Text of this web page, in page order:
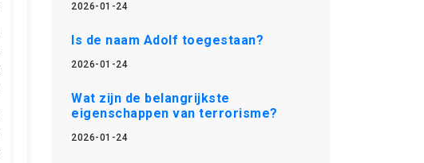
2026-01-24
Is de naam Adolf toegestaan?
2026-01-24
Wat zijn de belangrijkste
eigenschappen van terrorisme?
2026-01-24